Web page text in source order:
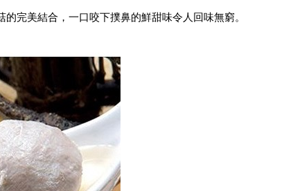
完美結合，一口咬下撲鼻的鮮甜味令人回味無窮。